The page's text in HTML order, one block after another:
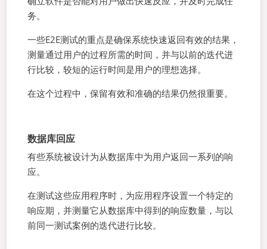
务。
一些E2E测试的重点是确保系统快速返回有效的结果，
测量通过用户的过程所需的时间，并与以前的迭代进
行比较，较短的运行时间是用户的理想选择。
在这个过程中，保留有效和准确的结果仍然很重要。
数据库回应
有些系统被设计为从数据库中为用户返回一系列的响
应。
在测试这些应用程序时，为应用程序设置一个特定的
响应期，并测量它从数据库中得到的响应数量，与以
前同一测试案例的迭代进行比较。